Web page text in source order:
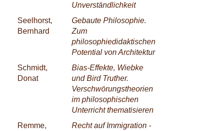
Unverständlichkeit
Seelhorst,
Bernhard
Gebaute Philosophie.
Zum
philosophiedidaktischen
Potential von Architektur
Schmidt,
Donat
Bias-Effekte, Wiebke
und Bird Truther.
Verschwörungstheorien
im philosophischen
Unterricht thematisieren
Remme,
Recht auf Immigration -